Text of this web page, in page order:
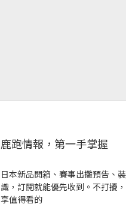
鹿跑情報，第一手掌握
日本新品開箱、賽事出攤預告、
識，訂閱就能優先收到。不打擾
享值得看的